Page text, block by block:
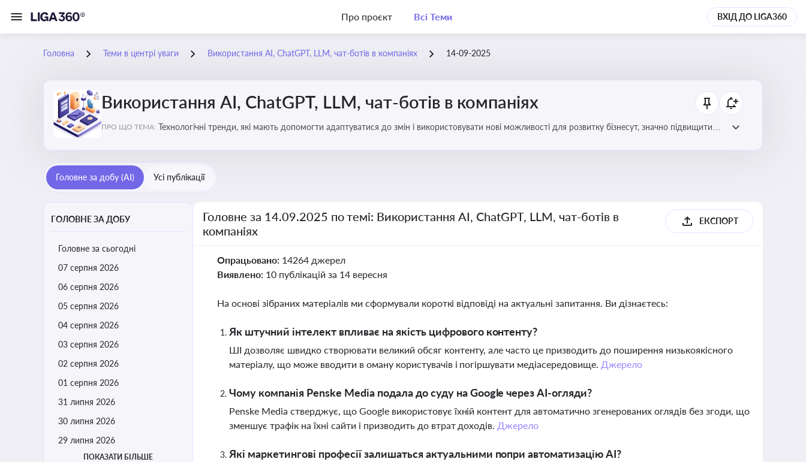
Про проєкт Всі Теми ВХІД ДО LIGA360
Головна Теми в центрі уваги Використання AI, ChatGPT, LLM, чат-ботів в компаніях 14-09-2025
Використання AI, ChatGPT, LLM, чат-ботів в компаніях
ПРО ЩО ТЕМА: Технологічні тренди, які мають допомогти адаптуватися до змін і використовувати нові можливості для розвитку бізнесут, значно підвищити
Головне за добу (AI) Усі публікації
ГОЛОВНЕ ЗА ДОБУ
Головне за сьогодні
07 серпня 2026
06 серпня 2026
05 серпня 2026
04 серпня 2026
03 серпня 2026
02 серпня 2026
01 серпня 2026
31 липня 2026
30 липня 2026
29 липня 2026
ПОКАЗАТИ БІЛЬШЕ
Головне за 14.09.2025 по темі: Використання AI, ChatGPT, LLM, чат-ботів в
компаніях
ЕКСПОРТ
Опрацьовано: 14264 джерел
Виявлено: 10 публікацій за 14 вересня
На основі зібраних матеріалів ми сформували короткі відповіді на актуальні запитання. Ви дізнаєтесь:
Як штучний інтелект впливає на якість цифрового контенту?
ШІ дозволяє швидко створювати великий обсяг контенту, але часто це призводить до поширення низькоякісного
матеріалу, що може вводити в оману користувачів і погіршувати медіасередовище. Джерело
Чому компанія Penske Media подала до суду на Google через AI-огляди?
Penske Media стверджує, що Google використовує їхній контент для автоматично згенерованих оглядів без згоди, що
зменшує трафік на їхні сайти і призводить до втрат доходів. Джерело
Які маркетингові професії залишаться актуальними попри автоматизацію AI?